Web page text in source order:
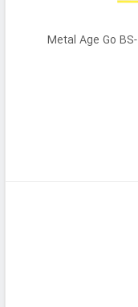
هولدر گوشی موبایل دریچه کولری Baseus مدل Metal Age Go BS-